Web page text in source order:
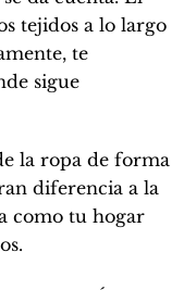
tejidos a lo largo
te
sigue
la ropa de forma
diferencia a la
como tu hogar